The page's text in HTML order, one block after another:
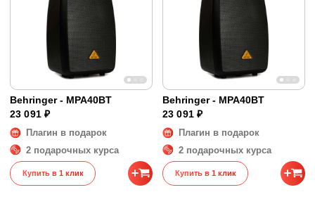
Behringer - MPA40BT
23 091 ₽
Плагин в подарок
2 подарочных курса
Купить в 1 клик
Behringer - MPA40BT
23 091 ₽
Плагин в подарок
2 подарочных курса
Купить в 1 клик